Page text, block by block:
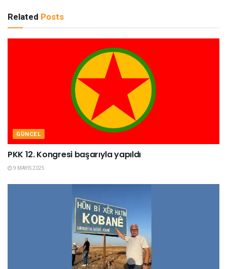
Related Posts
GÜNCEL
PKK 12. Kongresi başarıyla yapıldı
9 MAYIS 2025